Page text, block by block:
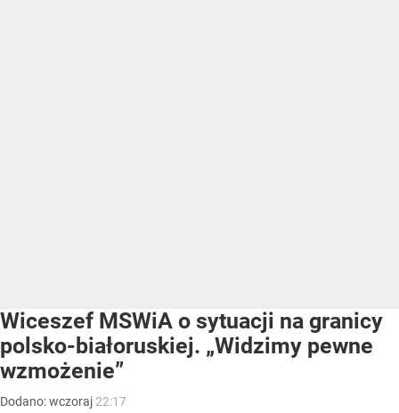
Wiceszef MSWiA o sytuacji na granicy
polsko-białoruskiej. „Widzimy pewne
wzmożenie”
Dodano:wczoraj 22:17